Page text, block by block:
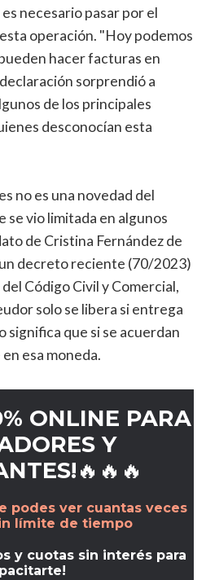
necesario pasar por el
operación. "Hoy podemos
hacer facturas en
sorprendió a
de los principales
desconocían esta
no es una novedad del
se vio limitada en algunos
de Cristina Fernández de
decreto reciente (70/2023)
Código Civil y Comercial,
solo se libera si entrega
significa que si se acuerdan
esa moneda.
ONLINE PARA
Y
podes ver cuantas veces
límite de tiempo
y cuotas sin interés para